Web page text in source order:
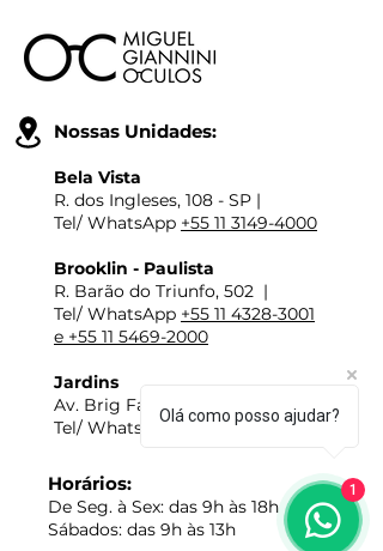
Nossas Unidades:
Bela Vista
R. dos Ingleses, 108 - SP |
Tel/ WhatsApp +55 11 3149-4000
Brooklin - Paulista
R. Barão do Triunfo, 502 |
Tel/ WhatsApp +55 11 4328-3001
e +55 11 5469-2000
Jardins
Av. Brig Faria Lima, 2237 - SP |
Tel/ WhatsApp+55 11 3477-1009
Horários:
De Seg. à Sex: das 9h às 18h
​Sábados: das 9h às 13h
Olá como posso ajudar?
1